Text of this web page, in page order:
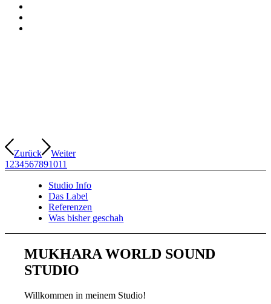
Zurück
Weiter
1 234567891011
Studio Info
Das Label
Referenzen
Was bisher geschah
MUKHARA WORLD SOUND
STUDIO
Willkommen in meinem Studio!